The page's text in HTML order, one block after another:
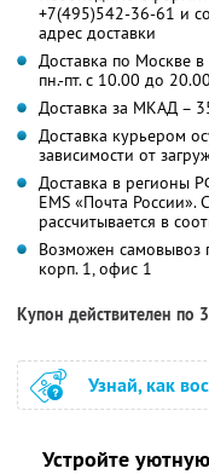
+7(495)542-36-61 и
адрес доставки
Доставка по Москве
пн.-пт. с 10.00 до 20.00
Доставка за МКАД –
Доставка курьером
зависимости от
Доставка в регионы
EMS «Почта
рассчитывается в
Возможен самовывоз
корп. 1, офис 1
Купон действителен по
Узнай, как
Устройте